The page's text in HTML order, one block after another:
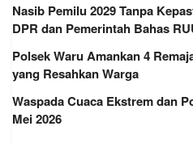
Nasib Pemilu 2029 Tanpa
DPR dan Pemerintah Bahas
Polsek Waru Amankan 4
yang Resahkan Warga
Waspada Cuaca Ekstrem dan
Mei 2026